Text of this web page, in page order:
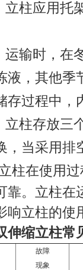
立柱应用托
运输时，在
液，其他季
存过程中，
立柱存放三
，当采用排
柱在使用
靠。立柱在
响立柱的使
伸缩立柱常
故障
现象